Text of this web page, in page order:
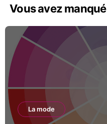
Vous avez manqué
La mode